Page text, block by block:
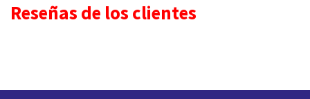
Reseñas de los clientes